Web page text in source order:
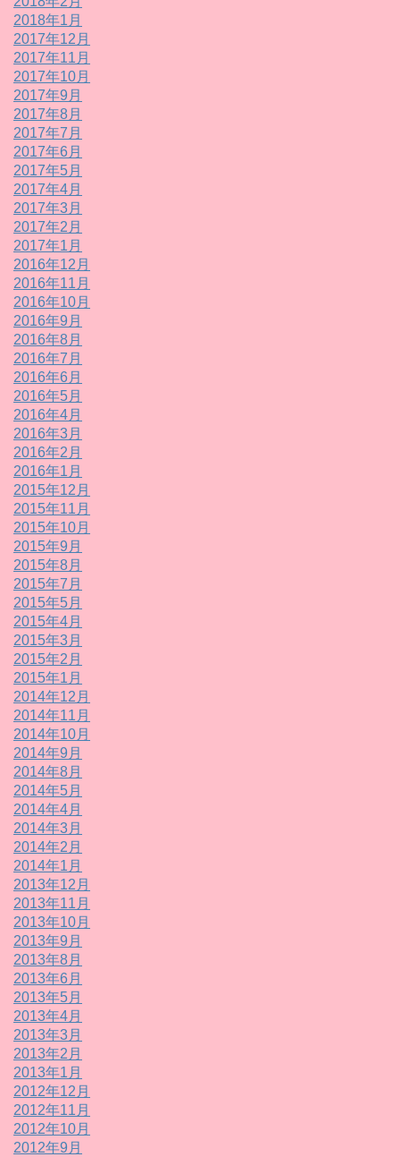
2018年1月
2017年12月
2017年11月
2017年10月
2017年9月
2017年8月
2017年7月
2017年6月
2017年5月
2017年4月
2017年3月
2017年2月
2017年1月
2016年12月
2016年11月
2016年10月
2016年9月
2016年8月
2016年7月
2016年6月
2016年5月
2016年4月
2016年3月
2016年2月
2016年1月
2015年12月
2015年11月
2015年10月
2015年9月
2015年8月
2015年7月
2015年5月
2015年4月
2015年3月
2015年2月
2015年1月
2014年12月
2014年11月
2014年10月
2014年9月
2014年8月
2014年5月
2014年4月
2014年3月
2014年2月
2014年1月
2013年12月
2013年11月
2013年10月
2013年9月
2013年8月
2013年6月
2013年5月
2013年4月
2013年3月
2013年2月
2013年1月
2012年12月
2012年11月
2012年10月
2012年9月